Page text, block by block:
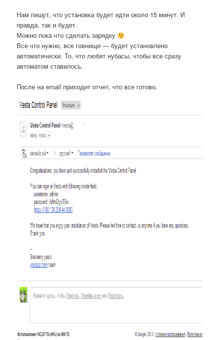
Нам пишут, что установка будет идти около 15 минут. И
правда, так и будет.
Можно пока что сделать зарядку
Все что нужно, все говнище — будет установлено
автоматически. То, что любят нубасы, чтобы все сразу
автоматом ставилось.
После на email приходит отчет, что все готово.